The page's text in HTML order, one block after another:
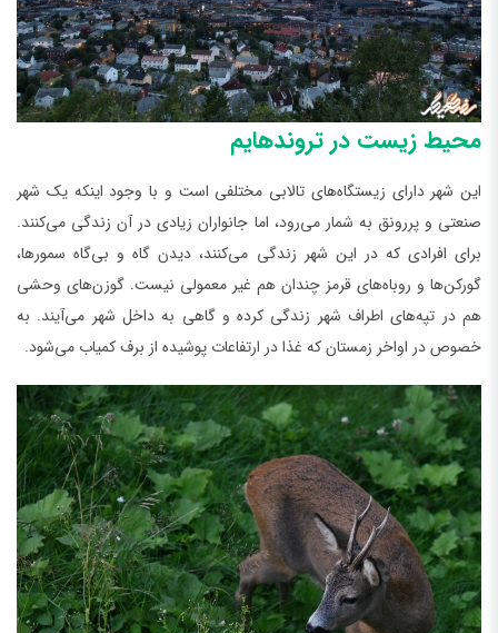
محیط زیست در تروندهایم
این شهر دارای زیستگاه‌های تالابی مختلفی است و با وجود اینکه یک شهر
صنعتی و پررونق به شمار می‌رود، اما جانواران زیادی در آن زندگی می‌کنند.
برای افرادی که در این شهر زندگی می‌کنند، دیدن گاه و بی‌گاه سمورها،
گورکن‌ها و روباه‌های قرمز چندان هم غیر معمولی نیست. گوزن‌های وحشی
هم در تپه‌های اطراف شهر زندگی کرده و گاهی به داخل شهر می‌آیند. به
خصوص در اواخر زمستان که غذا در ارتفاعات پوشیده از برف کمیاب می‌شود.